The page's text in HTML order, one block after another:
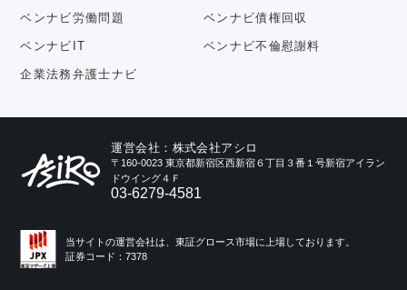
ベンナビ労働問題 ベンナビ債権回収
ベンナビIT ベンナビ不倫慰謝料
企業法務弁護士ナビ
運営会社：株式会社アシロ
〒160-0023 東京都新宿区西新宿６丁目３番１号新宿アイラン
ドウイング４Ｆ
03-6279-4581
当サイトの運営会社は、東証グロース市場に上場しております。
証券コード：7378